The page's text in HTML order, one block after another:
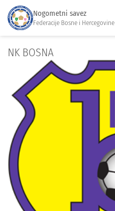
Nogometni savez
Federacije Bosne i Hercegovine
NK BOSNA